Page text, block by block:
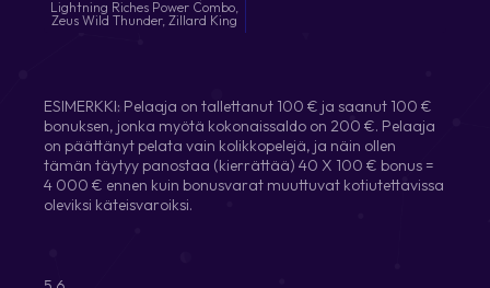
ESIMERKKI: Pelaaja on tallettanut 100 € ja saanut 100 €
bonuksen, jonka myötä kokonaissaldo on 200 €. Pelaaja
on päättänyt pelata vain kolikkopelejä, ja näin ollen
tämän täytyy panostaa (kierrättää) 40 X 100 € bonus =
4 000 € ennen kuin bonusvarat muuttuvat kotiutettavissa
oleviksi käteisvaroiksi.